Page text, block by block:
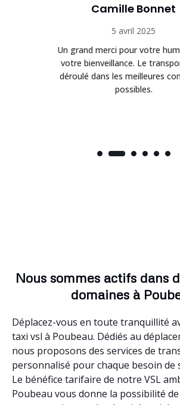
Camille Bonnet
5 avril 2025
Un grand merci pour votre
votre bienveillance. Le
déroulé dans les meilleures
possibles.
Nous sommes actifs dans
domaines à
Déplacez-vous en toute tranquillité
taxi vsl à Poubeau. Dédiés au
nous proposons des services de
personnalisé pour chaque besoin de
Le bénéfice tarifaire de notre VSL
Poubeau vous donne la possibilité de